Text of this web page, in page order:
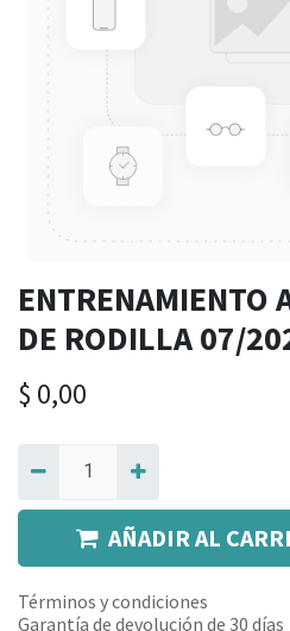
ENTRENAMIENTO
DE RODILLA 07/
$ 0,00
AÑADIR AL
Términos y condiciones
Garantía de devolución de 30 días